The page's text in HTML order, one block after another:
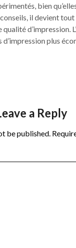
bien
il devient
d’impression.
plus
a Reply
be published.